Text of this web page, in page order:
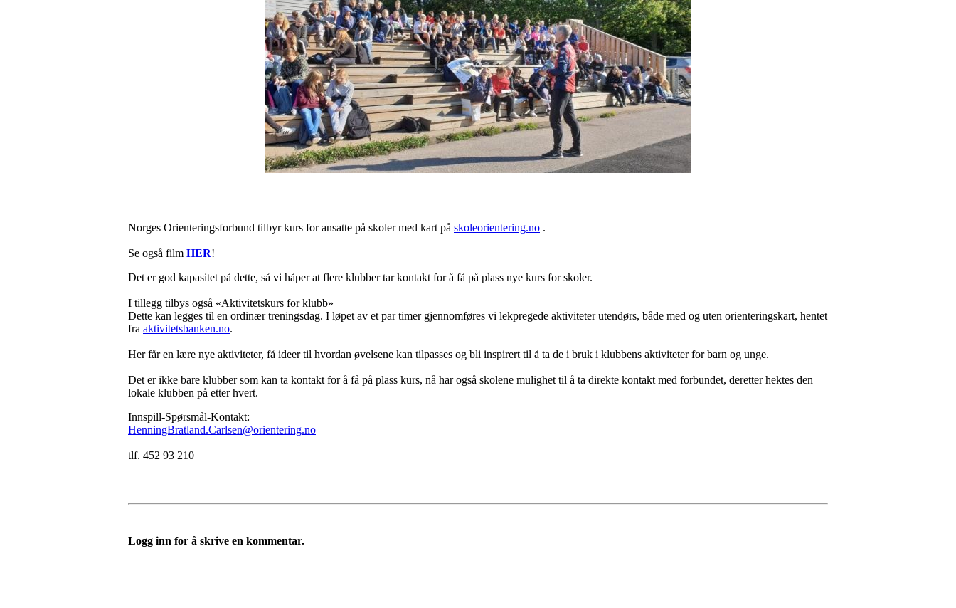
Norges Orienteringsforbund tilbyr kurs for ansatte på skoler med kart på skoleorientering.no .
Se også film HER!
Det er god kapasitet på dette, så vi håper at flere klubber tar kontakt for å få på plass nye kurs for skoler.
I tillegg tilbys også «Aktivitetskurs for klubb»
Dette kan legges til en ordinær treningsdag. I løpet av et par timer gjennomføres vi lekpregede aktiviteter utendørs, både med og uten orienteringskart, hentet
fra aktivitetsbanken.no.
Her får en lære nye aktiviteter, få ideer til hvordan øvelsene kan tilpasses og bli inspirert til å ta de i bruk i klubbens aktiviteter for barn og unge.
Det er ikke bare klubber som kan ta kontakt for å få på plass kurs, nå har også skolene mulighet til å ta direkte kontakt med forbundet, deretter hektes den
lokale klubben på etter hvert.
Innspill-Spørsmål-Kontakt:
HenningBratland.Carlsen@orientering.no
tlf. 452 93 210
Logg inn for å skrive en kommentar.